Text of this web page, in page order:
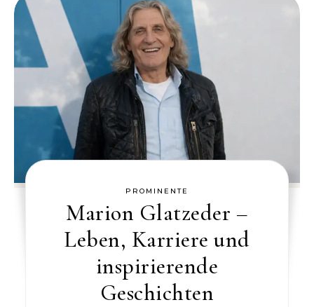
PROMINENTE
Marion Glatzeder –
Leben, Karriere und
inspirierende
Geschichten